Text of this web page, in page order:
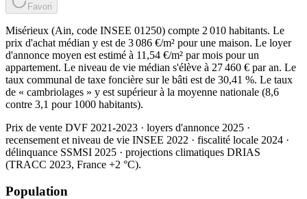
Favori
Misérieux (Ain, code INSEE 01250) compte 2 010 habitants. Le
prix d'achat médian y est de 3 086 €/m² pour une maison. Le loyer
d'annonce moyen est estimé à 11,54 €/m² par mois pour un
appartement. Le niveau de vie médian s'élève à 27 460 € par an. Le
taux communal de taxe foncière sur le bâti est de 30,41 %. Le taux
de « cambriolages » y est supérieur à la moyenne nationale (8,6
contre 3,1 pour 1000 habitants).
Prix de vente DVF 2021-2023 · loyers d'annonce 2025 ·
recensement et niveau de vie INSEE 2022 · fiscalité locale 2024 ·
délinquance SSMSI 2025 · projections climatiques DRIAS
(TRACC 2023, France +2 °C).
Population